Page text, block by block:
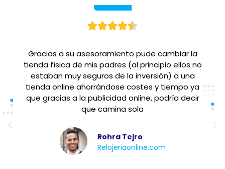

Gracias a su asesoramiento pude cambiar la
tienda física de mis padres (al principio ellos no
estaban muy seguros de la inversión) a una
tienda online ahorrándose costes y tiempo ya
que gracias a la publicidad online, podría decir
que camina sola
Rohra Tejro
Relojeriaonline.com